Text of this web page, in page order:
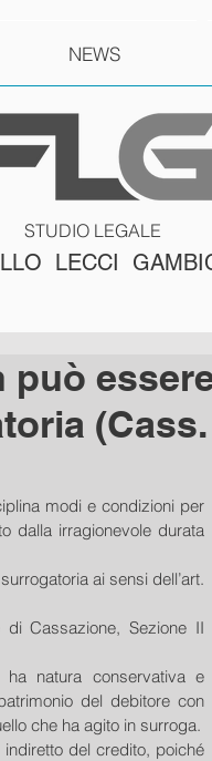
NEWS
STUDIO LEGALE
LECCI
può
(Cass.
modi e condizioni per
dalla irragionevole durata
ai sensi dell’art.
Cassazione, Sezione II
natura conservativa e
del debitore con
che ha agito in surroga.
del credito, poiché